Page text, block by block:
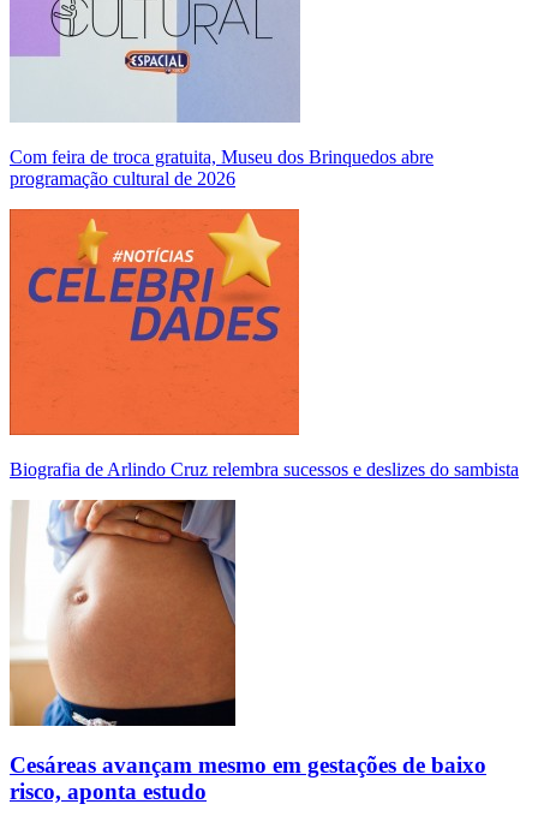
Com feira de troca gratuita, Museu dos Brinquedos abre
programação cultural de 2026
Biografia de Arlindo Cruz relembra sucessos e deslizes do sambista
Cesáreas avançam mesmo em gestações de baixo
risco, aponta estudo